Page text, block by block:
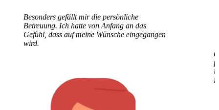
Besonders gefällt mir die persönliche
Betreuung. Ich hatte von Anfang an das
Gefühl, dass auf meine Wünsche eingegangen
wird.